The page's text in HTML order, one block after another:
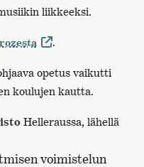
liikkeeksi.
opetus vaikutti
koulujen kautta.
Helleraussa, lähellä
voimistelun